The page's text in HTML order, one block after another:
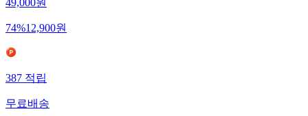
49,000원
74%12,900원
387적립
무료배송